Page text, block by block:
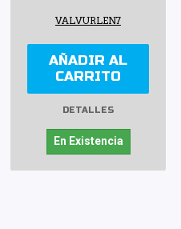
VALVURLEN7
AÑADIR AL
CARRITO
DETALLES
En Existencia